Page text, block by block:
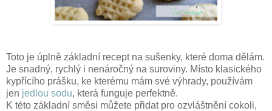
Toto je úplně základní recept na sušenky, které doma dělám.
Je snadný, rychlý i nenáročný na suroviny. Místo klasického
kypřícího prášku, ke kterému mám své výhrady, používám
jen jedlou sodu, která funguje perfektně.
K této základní směsi můžete přidat pro ozvláštnění cokoli,